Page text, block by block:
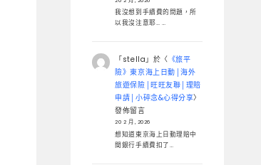
我沒想到手續費的問題，所
以我沒注意耶… …
「stella」於〈 《旅平
險》東京海上日動│海外
旅遊保險│旺旺友聯│理賠
申請│小碎念&心得分享〉
發佈留言
20 2 月, 2026
想知道東京海上日動理賠中
間銀行手續費扣了…